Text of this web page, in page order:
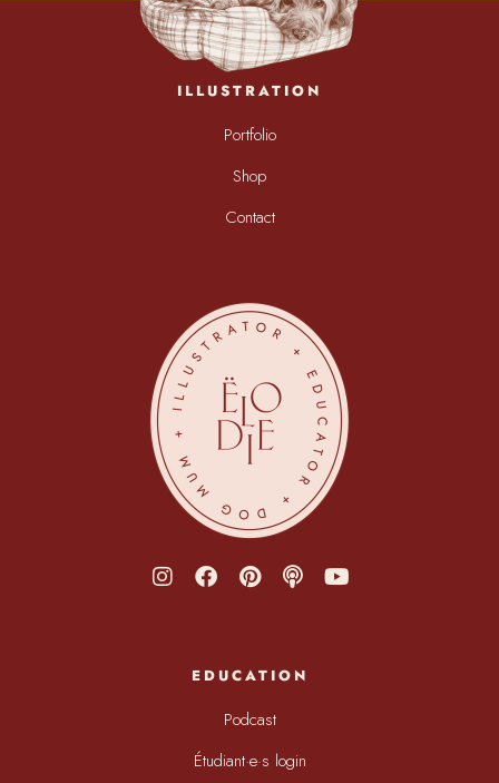
ILLUSTRATION
Portfolio
Shop
Contact
EDUCATION
Podcast
Étudiant·e·s login